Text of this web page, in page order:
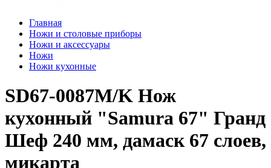
Главная
Ножи и столовые приборы
Ножи и аксессуары
Ножи
Ножи кухонные
SD67-0087M/K Нож
кухонный "Samura 67" Гранд
Шеф 240 мм, дамаск 67 слоев,
микарта